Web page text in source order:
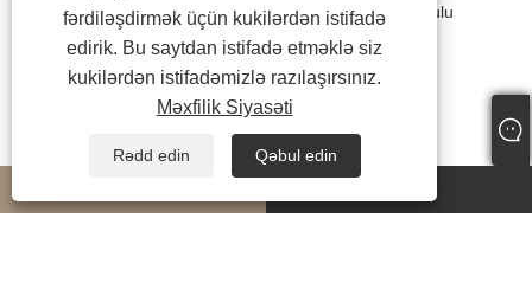
7 düymlük Bar tipli TFT LCD ekran modulu 7 düymlük tft modulu
fərdiləşdirmək üçün kukilərdən istifadə
edirik. Bu saytdan istifadə etməklə siz
kukilərdən istifadəmizlə razılaşırsınız.
Məxfilik Siyasəti
Rədd edin Qəbul edin